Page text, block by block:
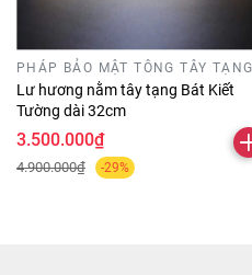
PHÁP BẢO MẬT TÔNG TÂY TẠNG
Lư hương nằm tây tạng Bát Kiết
Tường dài 32cm
3.500.000₫
4.900.000₫ -29%